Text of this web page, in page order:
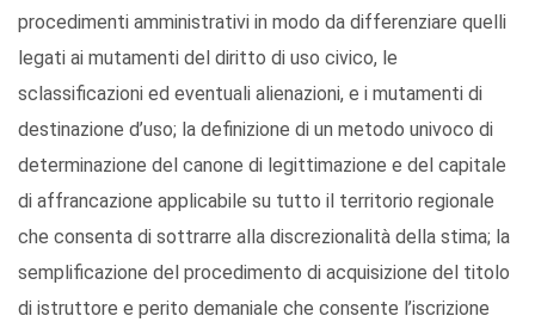
procedimenti amministrativi in modo da differenziare quelli
legati ai mutamenti del diritto di uso civico, le
sclassificazioni ed eventuali alienazioni, e i mutamenti di
destinazione d’uso; la definizione di un metodo univoco di
determinazione del canone di legittimazione e del capitale
di affrancazione applicabile su tutto il territorio regionale
che consenta di sottrarre alla discrezionalità della stima; la
semplificazione del procedimento di acquisizione del titolo
di istruttore e perito demaniale che consente l’iscrizione